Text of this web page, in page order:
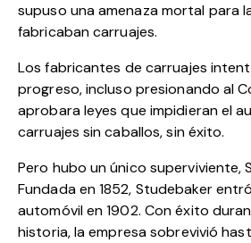
supuso una amenaza mortal para
fabricaban carruajes.
Los fabricantes de carruajes
progreso, incluso presionando al
aprobara leyes que impidieran el
carruajes sin caballos, sin éxito.
Pero hubo un único superviviente,
Fundada en 1852, Studebaker
automóvil en 1902. Con éxito
historia, la empresa sobrevivió